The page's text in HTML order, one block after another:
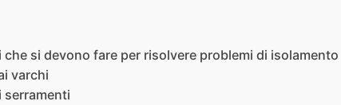
si devono fare per risolvere problemi di isolamento
varchi
serramenti